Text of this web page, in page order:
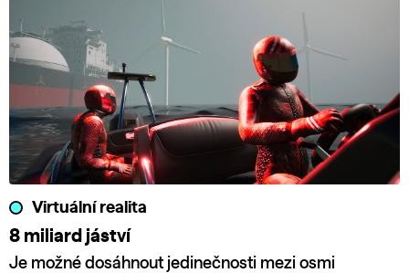
Virtuální realita
8 miliard jáství
Je možné dosáhnout jedinečnosti mezi osmi